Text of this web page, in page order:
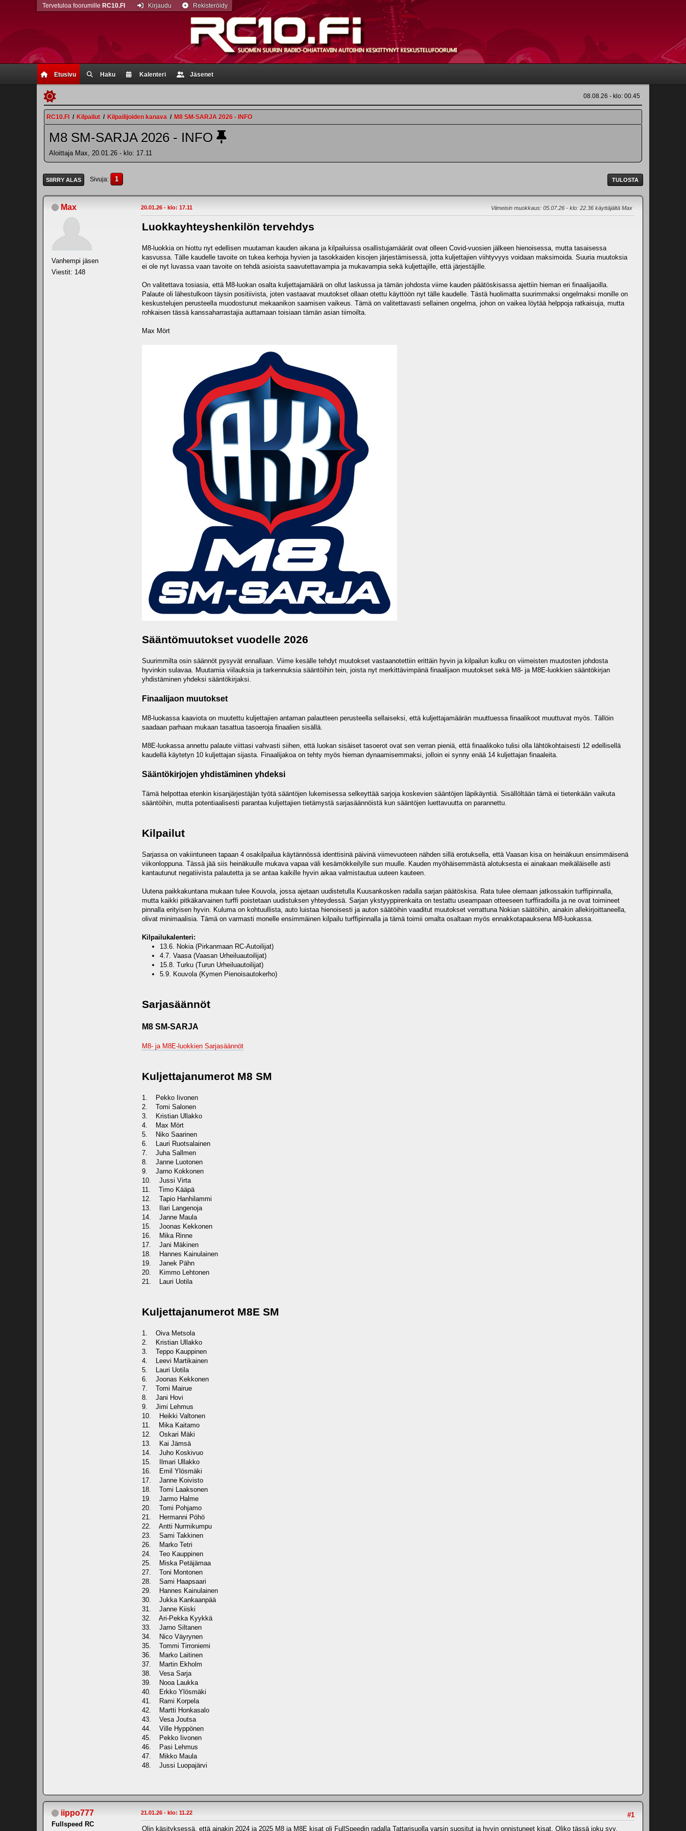
Etusivu Haku Kalenteri Jäsenet
Tervetuloa foorumille RC10.FI Kirjaudu Rekisteröidy
08.08.26 - klo: 00.45
RC10.FI / Kilpailut / Kilpailijoiden kanava / M8 SM-SARJA 2026 - INFO
M8 SM-SARJA 2026 - INFO
Aloittaja Max, 20.01.26 - klo: 17.11
TULOSTA
SIIRRY ALAS Sivuja 1
Max
Vanhempi jäsen
Viestit: 148
20.01.26 - klo: 17.11 Viimeisin muokkaus: 05.07.26 - klo: 22.36 käyttäjältä Max
Luokkayhteyshenkilön tervehdys
M8-luokkia on hiottu nyt edellisen muutaman kauden aikana ja kilpailuissa osallistujamäärät ovat olleen Covid-vuosien jälkeen hienoisessa, mutta tasaisessa
kasvussa. Tälle kaudelle tavoite on tukea kerhoja hyvien ja tasokkaiden kisojen järjestämisessä, jotta kuljettajien viihtyvyys voidaan maksimoida. Suuria muutoksia
ei ole nyt luvassa vaan tavoite on tehdä asioista saavutettavampia ja mukavampia sekä kuljettajille, että järjestäjille.
On valitettava tosiasia, että M8-luokan osalta kuljettajamäärä on ollut laskussa ja tämän johdosta viime kauden päätöskisassa ajettiin hieman eri finaalijaoilla.
Palaute oli lähestulkoon täysin positiivista, joten vastaavat muutokset ollaan otettu käyttöön nyt tälle kaudelle. Tästä huolimatta suurimmaksi ongelmaksi monille on
keskustelujen perusteella muodostunut mekaanikon saamisen vaikeus. Tämä on valitettavasti sellainen ongelma, johon on vaikea löytää helppoja ratkaisuja, mutta
rohkaisen tässä kanssaharrastajia auttamaan toisiaan tämän asian tiimoilta.
Max Mört
Sääntömuutokset vuodelle 2026
Suurimmilta osin säännöt pysyvät ennallaan. Viime kesälle tehdyt muutokset vastaanotettiin erittäin hyvin ja kilpailun kulku on viimeisten muutosten johdosta
hyvinkin sulavaa. Muutamia viilauksia ja tarkennuksia sääntöihin tein, joista nyt merkittävimpänä finaalijaon muutokset sekä M8- ja M8E-luokkien sääntökirjan
yhdistäminen yhdeksi sääntökirjaksi.
Finaalijaon muutokset
M8-luokassa kaaviota on muutettu kuljettajien antaman palautteen perusteella sellaiseksi, että kuljettajamäärän muuttuessa finaalikoot muuttuvat myös. Tällöin
saadaan parhaan mukaan tasattua tasoeroja finaalien sisällä.
M8E-luokassa annettu palaute viittasi vahvasti siihen, että luokan sisäiset tasoerot ovat sen verran pieniä, että finaalikoko tulisi olla lähtökohtaisesti 12 edellisellä
kaudellä käytetyn 10 kuljettajan sijasta. Finaalijakoa on tehty myös hieman dynaamisemmaksi, jolloin ei synny enää 14 kuljettajan finaaleita.
Sääntökirjojen yhdistäminen yhdeksi
Tämä helpottaa etenkin kisanjärjestäjän työtä sääntöjen lukemisessa selkeyttää sarjoja koskevien sääntöjen läpikäyntiä. Sisällöltään tämä ei tietenkään vaikuta
sääntöihin, mutta potentiaalisesti parantaa kuljettajien tietämystä sarjasäännöistä kun sääntöjen luettavuutta on parannettu.
Kilpailut
Sarjassa on vakiintuneen tapaan 4 osakilpailua käytännössä identtisinä päivinä viimevuoteen nähden sillä erotuksella, että Vaasan kisa on heinäkuun ensimmäisenä
viikonloppuna. Tässä jää siis heinäkuulle mukava vapaa väli kesämökkeilylle sun muulle. Kauden myöhäisemmästä alotuksesta ei ainakaan meikäläiselle asti
kantautunut negatiivista palautetta ja se antaa kaikille hyvin aikaa valmistautua uuteen kauteen.
Uutena paikkakuntana mukaan tulee Kouvola, jossa ajetaan uudistetulla Kuusankosken radalla sarjan päätöskisa. Rata tulee olemaan jatkossakin turffipinnalla,
mutta kaikki pitkäkarvainen turffi poistetaan uudistuksen yhteydessä. Sarjan ykstyyppirenkaita on testattu useampaan otteeseen turffiradoilla ja ne ovat toimineet
pinnalla erityisen hyvin. Kuluma on kohtuullista, auto luistaa hienoisesti ja auton säätöihin vaaditut muutokset verrattuna Nokian säätöihin, ainakin allekirjoittaneella,
olivat minimaalisia. Tämä on varmasti monelle ensimmäinen kilpailu turffipinnalla ja tämä toimii omalta osaltaan myös ennakkotapauksena M8-luokassa.
Kilpailukalenteri:
13.6. Nokia (Pirkanmaan RC-Autoilijat)
4.7. Vaasa (Vaasan Urheiluautoilijat)
15.8. Turku (Turun Urheiluautoilijat)
5.9. Kouvola (Kymen Pienoisautokerho)
Sarjasäännöt
M8 SM-SARJA
M8- ja M8E-luokkien Sarjasäännöt
Kuljettajanumerot M8 SM
1. Pekko Iivonen
2. Tomi Salonen
3. Kristian Ullakko
4. Max Mört
5. Niko Saarinen
6. Lauri Ruotsalainen
7. Juha Sallmen
8. Janne Luotonen
9. Jarno Kokkonen
10. Jussi Virta
11. Timo Kääpä
12. Tapio Hanhilammi
13. Ilari Langenoja
14. Janne Maula
15. Joonas Kekkonen
16. Mika Rinne
17. Jani Mäkinen
18. Hannes Kainulainen
19. Janek Pähn
20. Kimmo Lehtonen
21. Lauri Uotila
Kuljettajanumerot M8E SM
1. Oiva Metsola
2. Kristian Ullakko
3. Teppo Kauppinen
4. Leevi Martikainen
5. Lauri Uotila
6. Joonas Kekkonen
7. Tomi Mairue
8. Jani Hovi
9. Jimi Lehmus
10. Heikki Valtonen
11. Mika Kaitamo
12. Oskari Mäki
13. Kai Jämsä
14. Juho Koskivuo
15. Ilmari Ullakko
16. Emil Ylösmäki
17. Janne Koivisto
18. Tomi Laaksonen
19. Jarmo Halme
20. Tomi Pohjamo
21. Hermanni Pöhö
22. Antti Nurmikumpu
23. Sami Takkinen
26. Marko Tetri
24. Teo Kauppinen
25. Miska Petäjämaa
27. Toni Montonen
28. Sami Haapsaari
29. Hannes Kainulainen
30. Jukka Kankaanpää
31. Janne Kiiski
32. Ari-Pekka Kyykkä
33. Jarno Siltanen
34. Nico Väyrynen
35. Tommi Tirroniemi
36. Marko Laitinen
37. Martin Ekholm
38. Vesa Sarja
39. Nooa Laukka
40. Erkko Ylösmäki
41. Rami Korpela
42. Martti Honkasalo
43. Vesa Joutsa
44. Ville Hyppönen
45. Pekko Iivonen
46. Pasi Lehmus
47. Mikko Maula
48. Jussi Luopajärvi
iippo777
Fullspeed RC
#1
21.01.26 - klo: 11.22
Olin käsityksessä, että ainakin 2024 ja 2025 M8 ja M8E kisat oli FullSpeedin radalla Tattarisuolla varsin suositut ja hyvin onnistuneet kisat. Oliko tässä joku syy,